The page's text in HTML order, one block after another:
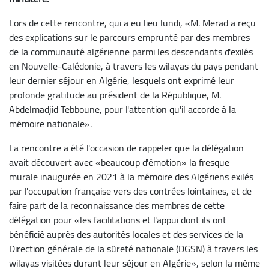
Lors de cette rencontre, qui a eu lieu lundi, «M. Merad a reçu
des explications sur le parcours emprunté par des membres
de la communauté algérienne parmi les descendants d'exilés
en Nouvelle-Calédonie, à travers les wilayas du pays pendant
leur dernier séjour en Algérie, lesquels ont exprimé leur
profonde gratitude au président de la République, M.
Abdelmadjid Tebboune, pour l'attention qu'il accorde à la
mémoire nationale».
La rencontre a été l'occasion de rappeler que la délégation
avait découvert avec «beaucoup d'émotion» la fresque
murale inaugurée en 2021 à la mémoire des Algériens exilés
par l'occupation française vers des contrées lointaines, et de
faire part de la reconnaissance des membres de cette
délégation pour «les facilitations et l'appui dont ils ont
bénéficié auprès des autorités locales et des services de la
Direction générale de la sûreté nationale (DGSN) à travers les
wilayas visitées durant leur séjour en Algérie», selon la même